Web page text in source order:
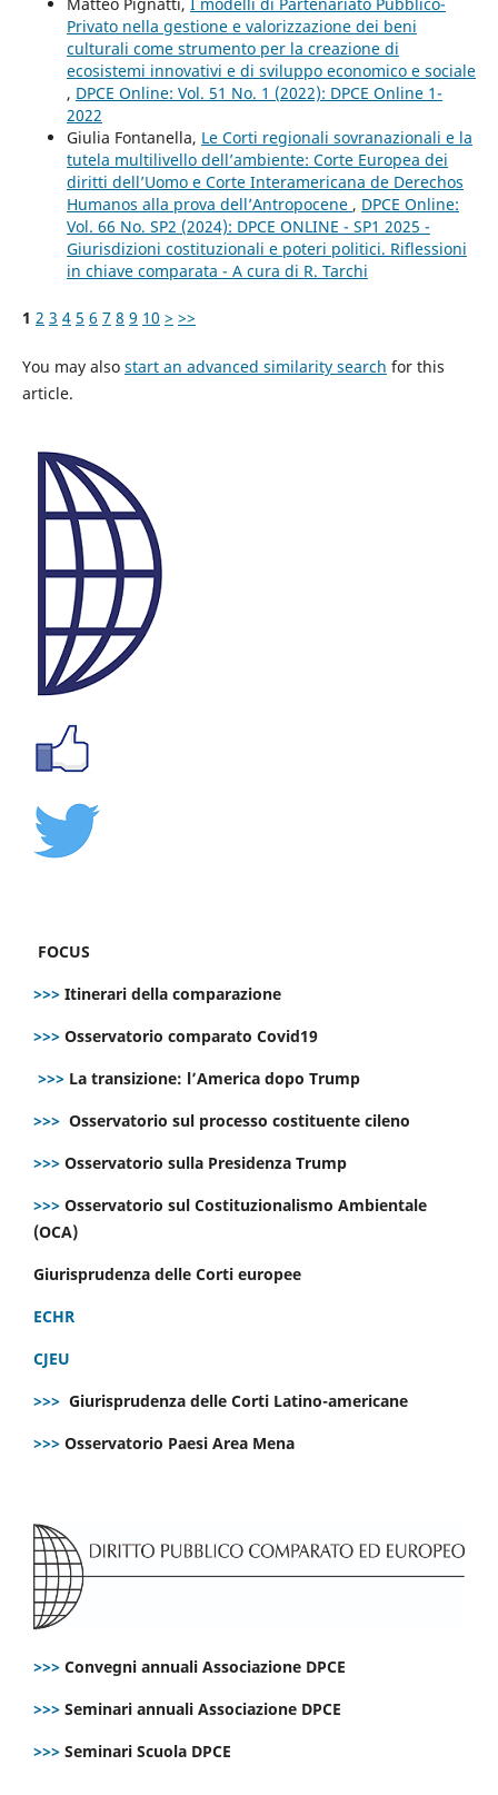
Privato nella gestione e valorizzazione dei beni
culturali come strumento per la creazione di
ecosistemi innovativi e di sviluppo economico e sociale
, DPCE Online: Vol. 51 No. 1 (2022): DPCE Online 1-
2022
Giulia Fontanella, Le Corti regionali sovranazionali e la
tutela multilivello dell’ambiente: Corte Europea dei
diritti dell’Uomo e Corte Interamericana de Derechos
Humanos alla prova dell’Antropocene , DPCE Online:
Vol. 66 No. SP2 (2024): DPCE ONLINE - SP1 2025 -
Giurisdizioni costituzionali e poteri politici. Riflessioni
in chiave comparata - A cura di R. Tarchi
1 2 3 4 5 6 7 8 9 10 > >>
You may also start an advanced similarity search for this
article.
FOCUS
>>> Itinerari della comparazione
>>> Osservatorio comparato Covid19
>>> La transizione: l’America dopo Trump
>>> Osservatorio sul processo costituente cileno
>>> Osservatorio sulla Presidenza Trump
>>> Osservatorio sul Costituzionalismo Ambientale
(OCA)
Giurisprudenza delle Corti europee
ECHR
CJEU
>>> Giurisprudenza delle Corti Latino-americane
>>> Osservatorio Paesi Area Mena
>>> Convegni annuali Associazione DPCE
>>> Seminari annuali Associazione DPCE
>>> Seminari Scuola DPCE